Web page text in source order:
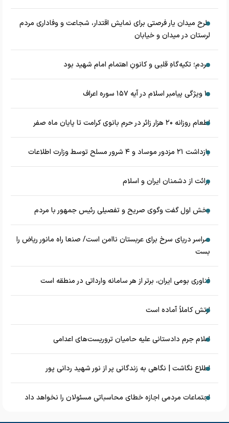
طرح میدان یار فرصتی برای نمایش اقتدار، شجاعت و وفاداری مردم
لرستان در میدان و خیابان
مردم؛ تکیه‌گاهِ قلبی و کانونِ اهتمام امام شهید بود
۱۰ ویژگی پیامبر اسلام در آیه ۱۵۷ سوره اعراف
اطعام روزانه ۲۰ هزار زائر در حرم بانوی کرامت تا پایان ماه صفر
بازداشت ۲۱ مزدور موساد و ۴ شرور مسلح توسط وزارت اطلاعات
برائت از دشمنان ایران و اسلام
بخش اول گفت وگوی صریح و تفصیلی رئیس جمهور با مردم
سراسر دریای سرخ برای عربستان ناامن است/ صنعا راه مانور ریاض را
بست
فناوری بومی ایران، برتر از هر سامانه وارداتی در منطقه است
ارتش کاملاً آماده است
اعلام جرم دادستانی علیه حامیان تروریست‌های اعدامی
اطلاع نگاشت | نگاهی به زندگانی پر از نور شهید ردانی پور
اجتماعات مردمی اجازه خطای محاسباتی مسئولان را نخواهد داد